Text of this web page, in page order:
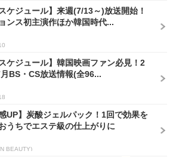
スケジュール】来週(7/13～)放送開始！
ンス初主演作ほか韓国時代...
スケジュール】韓国映画ファン必見！2
BS・CS放送情報(全96...
感UP】炭酸ジェルパック！1回で効果を
うちでエステ級の仕上がりに
BEAUTY)